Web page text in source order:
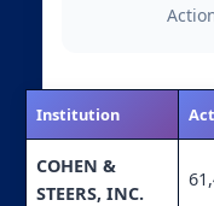
Institution
COHEN &
STEERS, INC.